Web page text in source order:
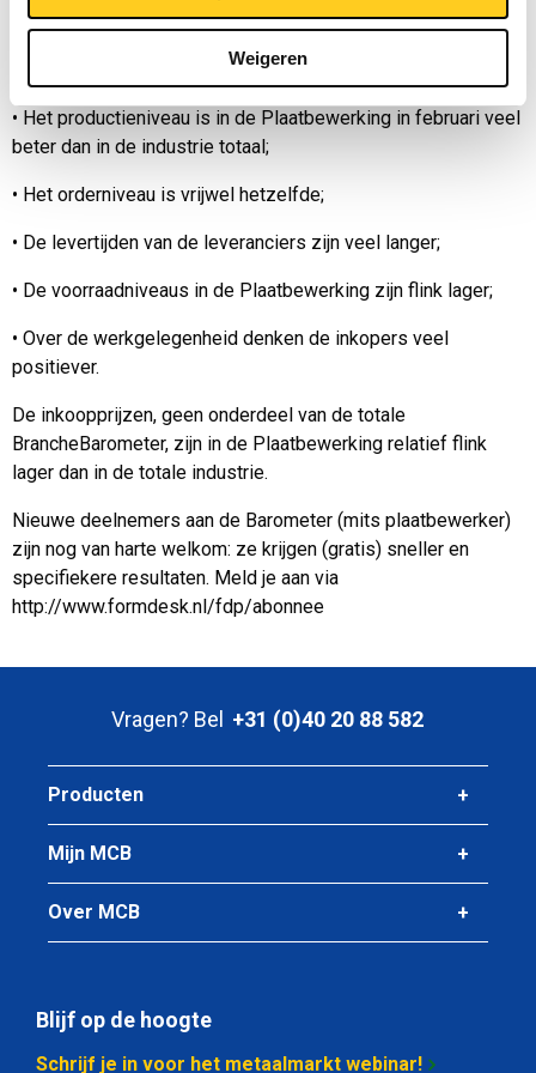
Weigeren
Ten opzichte van de totale industrie (Nevi) zijn de volgende
• Het productieniveau is in de Plaatbewerking in februari veel
beter dan in de industrie totaal;
• Het orderniveau is vrijwel hetzelfde;
• De levertijden van de leveranciers zijn veel langer;
• De voorraadniveaus in de Plaatbewerking zijn flink lager;
• Over de werkgelegenheid denken de inkopers veel
positiever.
De inkoopprijzen, geen onderdeel van de totale
BrancheBarometer, zijn in de Plaatbewerking relatief flink
lager dan in de totale industrie.
Nieuwe deelnemers aan de Barometer (mits plaatbewerker)
zijn nog van harte welkom: ze krijgen (gratis) sneller en
specifiekere resultaten. Meld je aan via
http://www.formdesk.nl/fdp/abonnee
Vragen? Bel +31 (0)40 20 88 582
Producten
Mijn MCB
Over MCB
Blijf op de hoogte
Schrijf je in voor het metaalmarkt webinar!